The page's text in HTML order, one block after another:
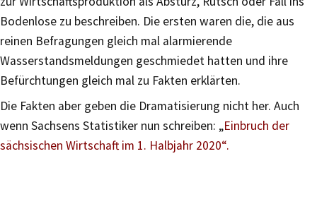
Bodenlose zu beschreiben. Die ersten waren die, die aus
reinen Befragungen gleich mal alarmierende
Wasserstandsmeldungen geschmiedet hatten und ihre
Befürchtungen gleich mal zu Fakten erklärten.
Die Fakten aber geben die Dramatisierung nicht her. Auch
wenn Sachsens Statistiker nun schreiben: „Einbruch der
sächsischen Wirtschaft im 1. Halbjahr 2020“.